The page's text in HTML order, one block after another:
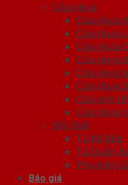
Cửa nhựa
Cửa nhựa
Cửa nhựa
Cửa nhựa
Cửa nhựa
Cửa nhựa
Cửa nhựa
Cửa vòm
Cửa nhựa
Nội thất
Tủ Kệ Bếp
Tủ Quần Áo
Phụ kiện
Báo giá